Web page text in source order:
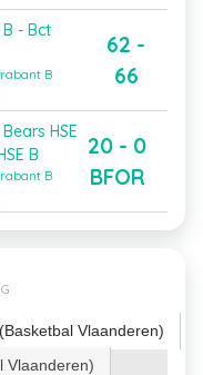
B - Bct
B
62 -
66
HSE
B
B
20 - 0
BFOR
Vlaanderen)
Vlaanderen)